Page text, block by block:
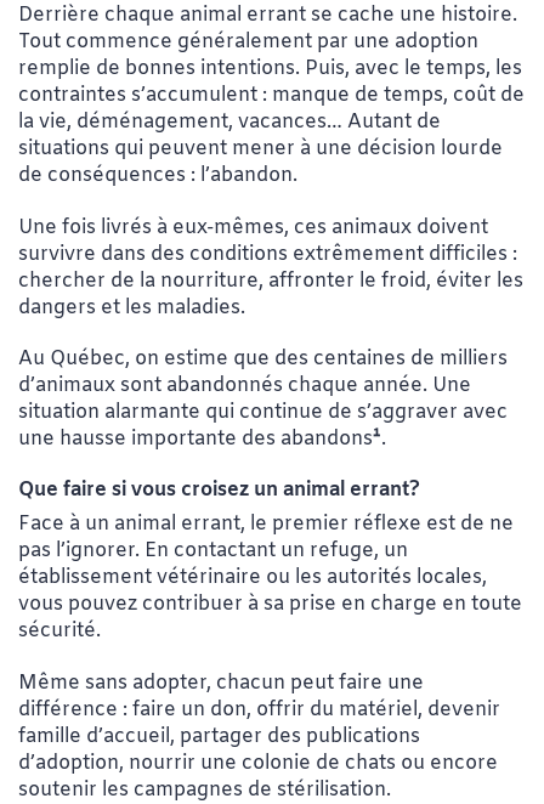
Derrière chaque animal errant se cache une histoire.
Tout commence généralement par une adoption
remplie de bonnes intentions. Puis, avec le temps, les
contraintes s’accumulent : manque de temps, coût de
la vie, déménagement, vacances… Autant de
situations qui peuvent mener à une décision lourde
de conséquences : l’abandon.
Une fois livrés à eux-mêmes, ces animaux doivent
survivre dans des conditions extrêmement difficiles :
chercher de la nourriture, affronter le froid, éviter les
dangers et les maladies.
Au Québec, on estime que des centaines de milliers
d’animaux sont abandonnés chaque année. Une
situation alarmante qui continue de s’aggraver avec
une hausse importante des abandons¹.
Que faire si vous croisez un animal errant?
Face à un animal errant, le premier réflexe est de ne
pas l’ignorer. En contactant un refuge, un
établissement vétérinaire ou les autorités locales,
vous pouvez contribuer à sa prise en charge en toute
sécurité.
Même sans adopter, chacun peut faire une
différence : faire un don, offrir du matériel, devenir
famille d’accueil, partager des publications
d’adoption, nourrir une colonie de chats ou encore
soutenir les campagnes de stérilisation.